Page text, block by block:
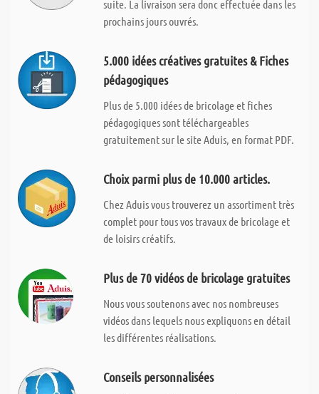
suite. La livraison sera donc effectuée dans les
prochains jours ouvrés.
5.000 idées créatives gratuites & Fiches
pédagogiques
Plus de 5.000 idées de bricolage et fiches
pédagogiques sont téléchargeables
gratuitement sur le site Aduis, en format PDF.
Choix parmi plus de 10.000 articles.
Chez Aduis vous trouverez un assortiment très
complet pour tous vos travaux de bricolage et
de loisirs créatifs.
Plus de 70 vidéos de bricolage gratuites
Nous vous soutenons avec nos nombreuses
vidéos dans lequels nous expliquons en détail
les différentes réalisations.
Conseils personnalisées